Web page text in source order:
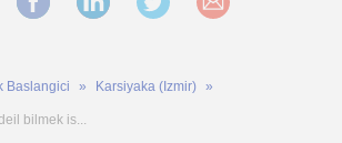
Baslangici Karsiyaka (Izmir)
bilmek is...